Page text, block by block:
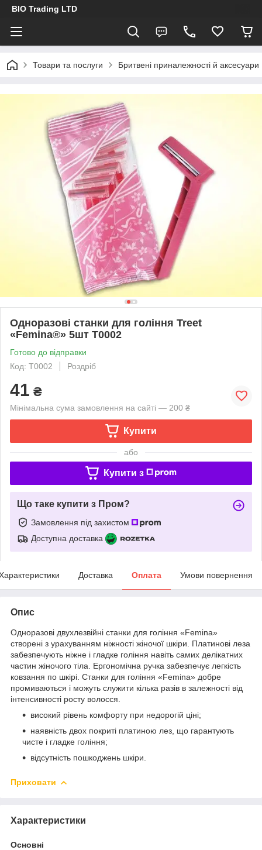
BIO Trading LTD
Товари та послуги Бритвені приналежності й аксесуари
Одноразові станки для гоління Treet
«Femina®» 5шт T0002
Готово до відправки
Код: T0002
Роздріб
41 ₴
Мінімальна сума замовлення на сайті — 200 ₴
Купити
або
Купити з
Що таке купити з Пром?
Замовлення під захистом
Доступна доставка
Доставка Оплата Умови повернення
Опис
Одноразові двухлезвійні станки для гоління «Femina»
створені з урахуванням ніжності жіночої шкіри. Платинові леза
забезпечують ніжне і гладке гоління навіть самих делікатних
частин жіночого тіла. Ергономічна ручка забезпечує легкість
ковзання по шкірі. Станки для гоління «Femina» добре
промиваються і можуть служити кілька разів в залежності від
інтенсивності росту волосся.
високий рівень комфорту при недорогій ціні;
наявність двох покриті платиною лез, що гарантують
чисте і гладке гоління;
відсутність пошкоджень шкіри.
Приховати
Характеристики
Основні